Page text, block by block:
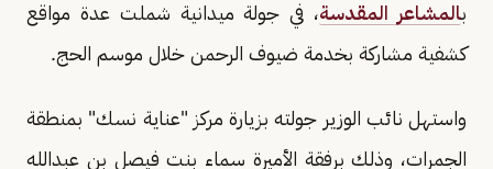
بالمشاعر المقدسة، في جولة ميدانية شملت عدة مواقع
كشفية مشاركة بخدمة ضيوف الرحمن خلال موسم الحج.
واستهل نائب الوزير جولته بزيارة مركز "عناية نسك" بمنطقة
الجمرات، وذلك برفقة الأميرة سماء بنت فيصل بن عبدالله